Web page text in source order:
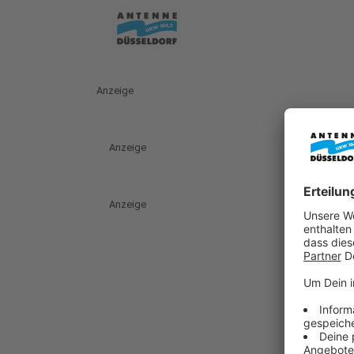
Anzeige
Anzeige
Anzeige